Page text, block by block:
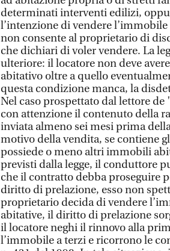
determinati interventi edilizi,
l’intenzione di vendere
non consente al proprietario di
che dichiari di voler vendere. La
ulteriore: il locatore non deve
abitativo oltre a quello
questa condizione manca, la
Nel caso prospettato dal lettore
con attenzione il contenuto della
inviata almeno sei mesi prima
motivo della vendita, se contiene
possiede o meno altri immobili
previsti dalla legge, il conduttore
che il contratto debba proseguire
diritto di prelazione, esso non
proprietario decida di vendere
abitative, il diritto di prelazione
il locatore neghi il rinnovo alla
l’immobile a terzi e ricorrono le